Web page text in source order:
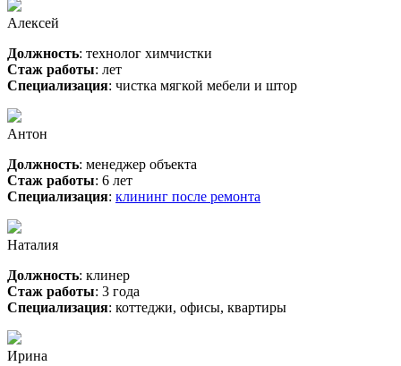
Алексей
Должность: технолог химчистки
Стаж работы: лет
Специализация: чистка мягкой мебели и штор
Антон
Должность: менеджер объекта
Стаж работы: 6 лет
Специализация: клининг после ремонта
Наталия
Должность: клинер
Стаж работы: 3 года
Специализация: коттеджи, офисы, квартиры
Ирина